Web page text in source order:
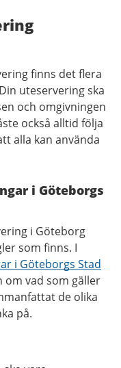
finns det flera
uteservering ska
och omgivningen
också alltid följa
alla kan använda
i Göteborgs
i Göteborg
som finns. I
i Göteborgs Stad
vad som gäller
de olika
på.